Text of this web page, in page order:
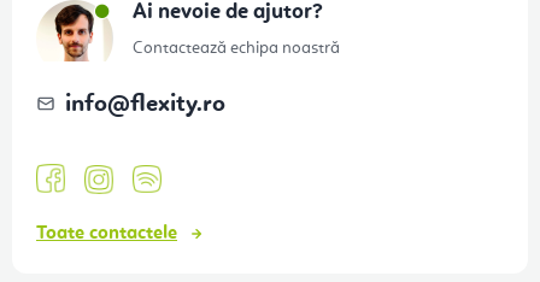
Ai nevoie de ajutor?
Contactează echipa noastră
info@flexity.ro
Toate contactele